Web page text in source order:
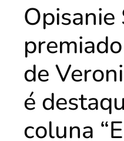
Opisanie
de
é
coluna